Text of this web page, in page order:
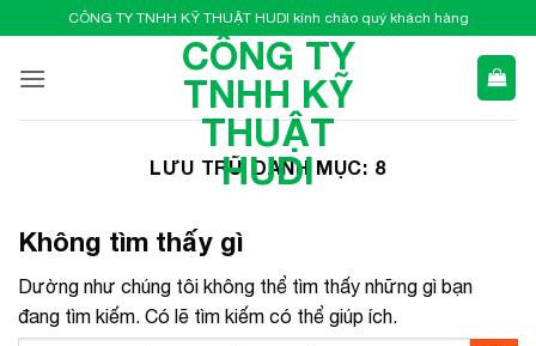
qua
nội
CÔNG TY TNHH KỸ THUẬT HUDI kính chào quý khách hàng
CÔNG TY
TNHH KỸ
THUẬT
HUDI
LƯU TRỮ DANH MỤC: 8
Không tìm thấy gì
Dường như chúng tôi không thể tìm thấy những gì bạn
đang tìm kiếm. Có lẽ tìm kiếm có thể giúp ích.